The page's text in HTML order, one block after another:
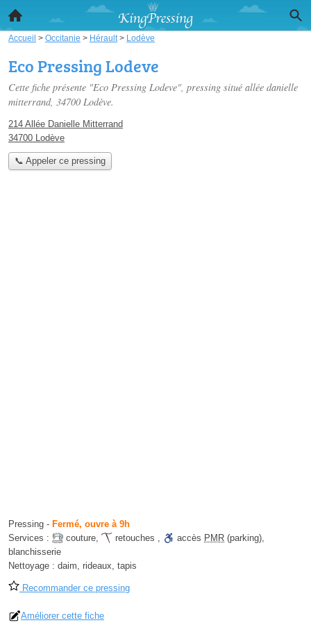
Accueil > Occitanie > Hérault > Lodève
Eco Pressing Lodeve
Cette fiche présente "Eco Pressing Lodeve", pressing situé allée danielle
mitterrand, 34700 Lodève.
214 Allée Danielle Mitterrand
34700 Lodève
📞 Appeler ce pressing
Pressing - Fermé, ouvre à 9h
Services :
couture, retouches , accès PMR (parking),
blanchisserie
Nettoyage : daim, rideaux, tapis
Recommander ce pressing
Améliorer cette fiche